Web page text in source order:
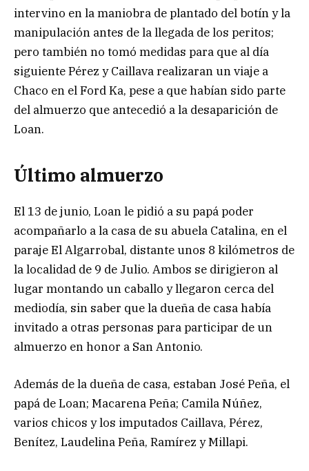
intervino en la maniobra de plantado del botín y la
manipulación antes de la llegada de los peritos;
pero también no tomó medidas para que al día
siguiente Pérez y Caillava realizaran un viaje a
Chaco en el Ford Ka, pese a que habían sido parte
del almuerzo que antecedió a la desaparición de
Loan.
Último almuerzo
El 13 de junio, Loan le pidió a su papá poder
acompañarlo a la casa de su abuela Catalina, en el
paraje El Algarrobal, distante unos 8 kilómetros de
la localidad de 9 de Julio. Ambos se dirigieron al
lugar montando un caballo y llegaron cerca del
mediodía, sin saber que la dueña de casa había
invitado a otras personas para participar de un
almuerzo en honor a San Antonio.
Además de la dueña de casa, estaban José Peña, el
papá de Loan; Macarena Peña; Camila Núñez,
varios chicos y los imputados Caillava, Pérez,
Benítez, Laudelina Peña, Ramírez y Millapi.